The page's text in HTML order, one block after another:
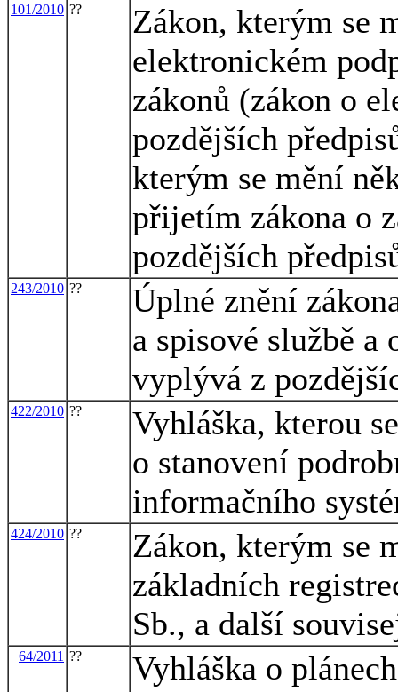
101/2010 ??
Zákon, kterým se
elektronickém
zákonů (zákon o
pozdějších
kterým se mění
přijetím zákona o
pozdějších
243/2010 ??
Úplné znění
a spisové službě a
vyplývá z
422/2010 ??
Vyhláška, kterou
o stanovení
informačního
424/2010 ??
Zákon, kterým se
základních
Sb., a další
64/2011 ??
Vyhláška o